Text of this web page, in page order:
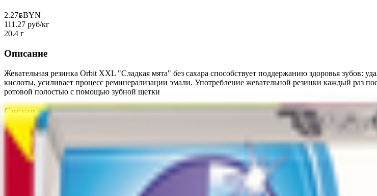
2.27BYNBYN
111.27 руб/кг
20.4 г
Описание
Жевательная резинка Orbit XXL "Сладкая мята" без сахара способствует поддержанию здоровья зубов:
кислоты, усиливает процесс реминерализации эмали. Употребление жевательной резинки каждый раз
ротовой полостью с помощью зубной щетки
Состав
Подсластитель Е420, Е965; резиновая основа, краситель Е170, загуститель Е414, ароматизаторы,
Е950, Е421; глазирователь Е903. антиокислитель Е320. Содержит подсластители.
Пищевая ценность на 100г
62.6